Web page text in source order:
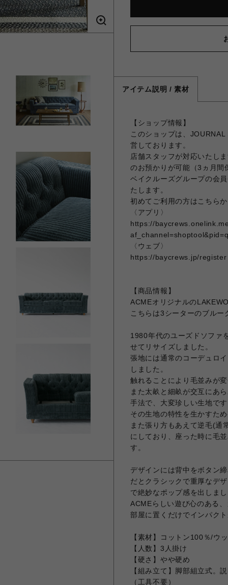
アイテム説明 / 素材
【ショップ情報】
このショップは、
営しております。
店舗スタッフが対応いたし
のお預かりが可能（3ヵ月間
ベイクルーズグループの会
たします。
初めてご利用の方はこちら
〈アプリ〉
https://
〈ウェブ〉
https://baycrews.jp/register
【商品情報】
ACMEオリジナルの
こちらは3シーターのブルー
1980年代のユーズドソファ
せてリサイズしました。
張地には通常のコーデュロ
しました。
触れることにより毛並みが
また太畝と細畝が交互にあ
手法で、大変珍しい生地で
その生地の特性を生かすた
また張り方もあえて逆毛(通
にしており、座った時に毛
す。
デザインには背中をボタン
だとクラシックで重厚なデ
で絶妙なポップ感を出しま
ACMEらしい遊び心のある
部屋に置くだけでインパク
【素材】コットン100％/ウ
【人数】3人掛け
【硬さ】やや硬め
【組み立て】脚部組立式。
（工具不要）